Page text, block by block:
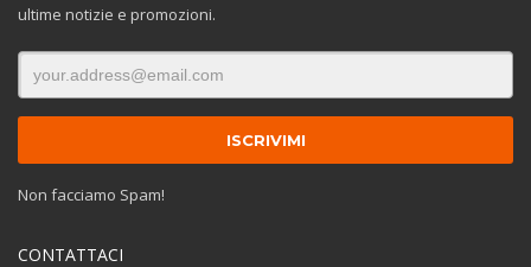
ultime notizie e promozioni.
Non facciamo Spam!
CONTATTACI